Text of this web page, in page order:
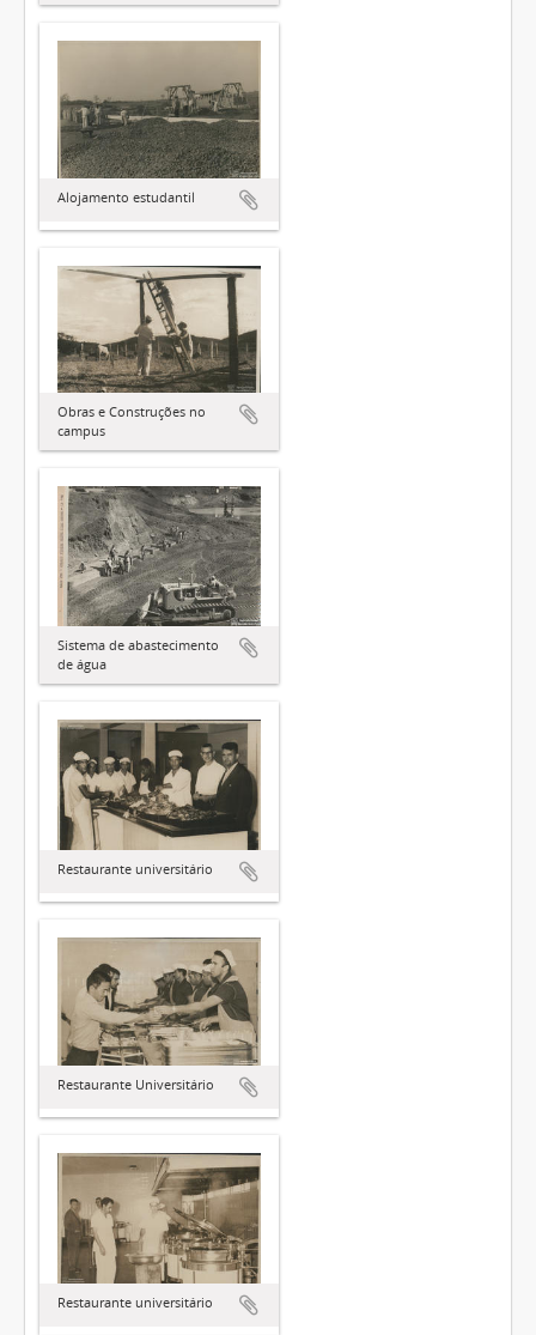
Alojamento estudantil
Obras e Construções no
campus
Sistema de abastecimento
de água
Restaurante universitário
Restaurante Universitário
Restaurante universitário